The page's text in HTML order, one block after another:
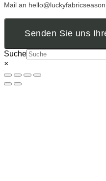
Mail an
Senden Sie uns
Suche
×